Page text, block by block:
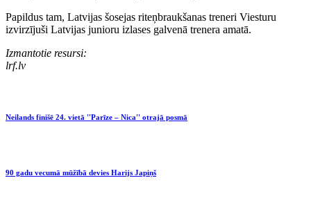
Papildus tam, Latvijas šosejas riteņbraukšanas treneri Viesturu
izvirzījuši Latvijas junioru izlases galvenā trenera amatā.
Izmantotie resursi:
lrf.lv
Neilands finišē 24. vietā ''Parīze – Nica'' otrajā posmā
90 gadu vecumā mūžībā devies Harijs Japiņš